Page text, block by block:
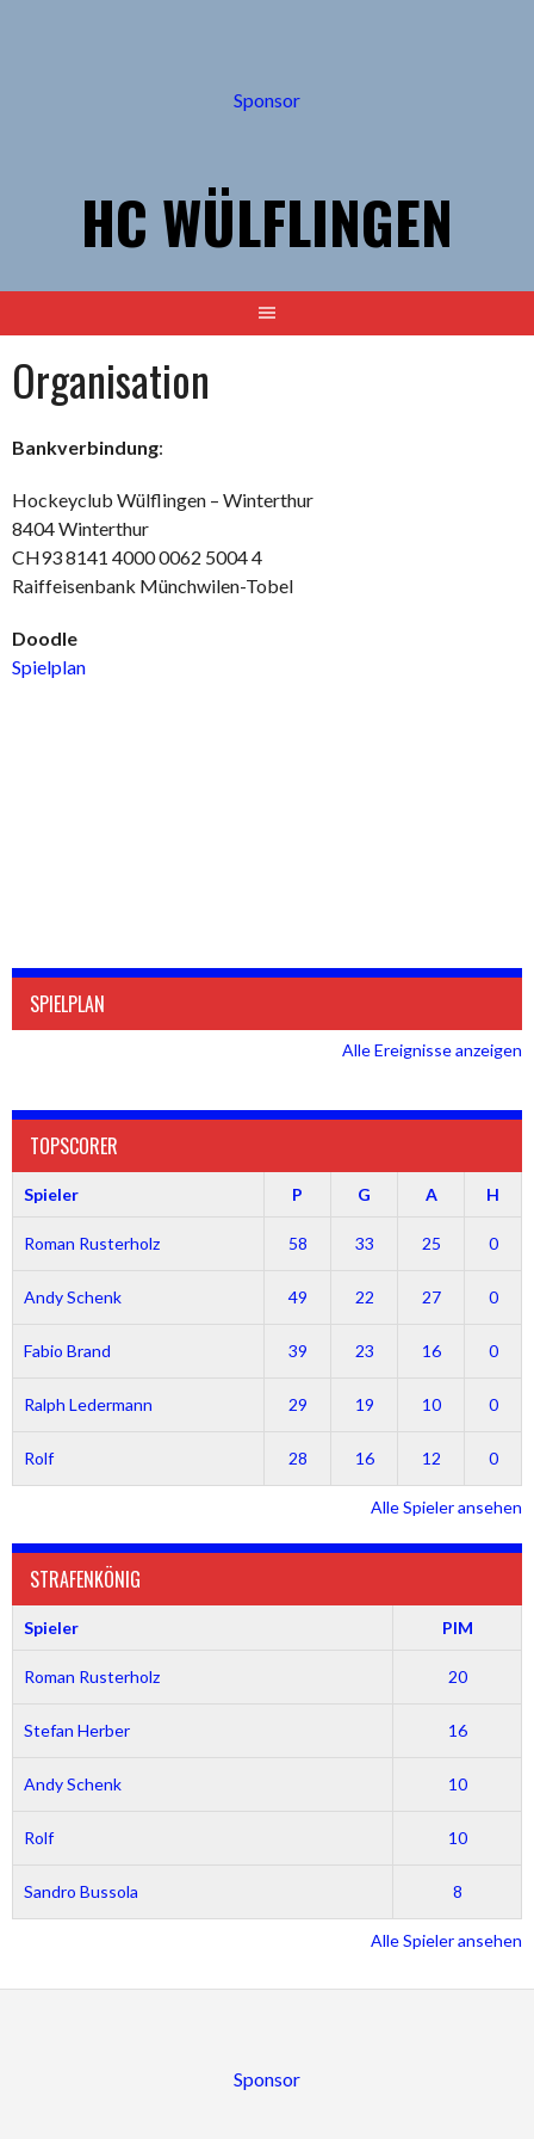
Sponsor
HC WÜLFLINGEN
Organisation
Bankverbindung:
Hockeyclub Wülflingen – Winterthur
8404 Winterthur
CH93 8141 4000 0062 5004 4
Raiffeisenbank Münchwilen-Tobel
Doodle
Spielplan
SPIELPLAN
Alle Ereignisse anzeigen
TOPSCORER
Spieler P G A H
Roman Rusterholz 58 33 25 0
Andy Schenk 49 22 27 0
Fabio Brand 39 23 16 0
Ralph Ledermann 29 19 10 0
Rolf 28 16 12 0
Alle Spieler ansehen
STRAFENKÖNIG
Spieler PIM
Roman Rusterholz 20
Stefan Herber 16
Andy Schenk 10
Rolf 10
Sandro Bussola 8
Alle Spieler ansehen
Sponsor